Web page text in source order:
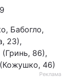
Бабогло,
23),
86),
46)
Реклама